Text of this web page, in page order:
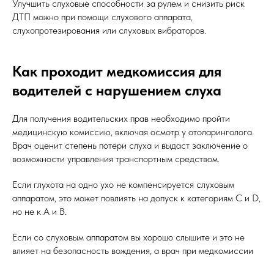
Улучшить слуховые способности за рулем и снизить риск
ДТП можно при помощи слухового аппарата,
слухопротезирования или слуховых вибраторов.
Как проходит медкомиссия для
водителей с нарушением слуха
Для получения водительских прав необходимо пройти
медицинскую комиссию, включая осмотр у отоларинголога.
Врач оценит степень потери слуха и выдаст заключение о
возможности управления транспортным средством.
Если глухота на одно ухо не компенсируется слуховым
аппаратом, это может повлиять на допуск к категориям С и D,
но не к А и В.
Если со слуховым аппаратом вы хорошо слышите и это не
влияет на безопасность вождения, а врач при медкомиссии